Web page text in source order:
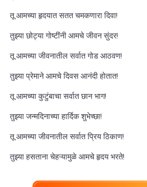
तू आमच्या हृदयात सतत चमकणारा दिवा!
तुझ्या छोट्या गोष्टींनी आमचे जीवन सुंदर!
तू आमच्या जीवनातील सर्वात गोड आठवण!
तुझ्या प्रेमाने आमचे दिवस आनंदी होतात!
तू आमच्या कुटुंबाचा सर्वात छान भाग!
तुझ्या जन्मदिनाच्या हार्दिक शुभेच्छा!
तू आमच्या जीवनातील सर्वात प्रिय ठिकाण!
तुझ्या हसताना चेहऱ्यामुळे आमचे हृदय भरते!